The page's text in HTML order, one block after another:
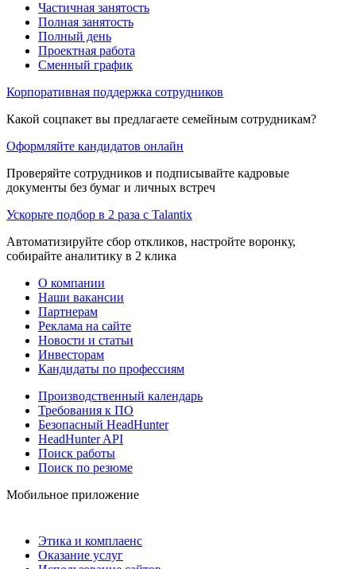
Частичная занятость
Полная занятость
Полный день
Проектная работа
Сменный график
Корпоративная поддержка сотрудников
Какой соцпакет вы предлагаете семейным сотрудникам?
Оформляйте кандидатов онлайн
Проверяйте сотрудников и подписывайте кадровые
документы без бумаг и личных встреч
Ускорьте подбор в 2 раза с Talantix
Автоматизируйте сбор откликов, настройте воронку,
собирайте аналитику в 2 клика
О компании
Наши вакансии
Партнерам
Реклама на сайте
Новости и статьи
Инвесторам
Кандидаты по профессиям
Производственный календарь
Требования к ПО
Безопасный HeadHunter
HeadHunter API
Поиск работы
Поиск по резюме
Мобильное приложение
Этика и комплаенс
Оказание услуг